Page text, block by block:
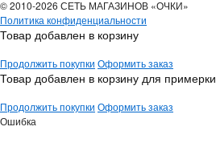
© 2010-2026 СЕТЬ МАГАЗИНОВ «ОЧКИ»
Политика конфиденциальности
Товар добавлен в корзину
Продолжить покупки Оформить заказ
Товар добавлен в корзину для примерки
Продолжить покупки Оформить заказ
Ошибка